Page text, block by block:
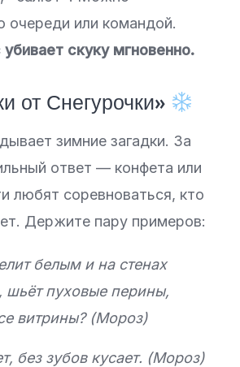
очереди или командой.
скуку мгновенно.
от Снегурочки»
зимние загадки. За
ответ — конфета или
любят соревноваться, кто
Держите пару примеров:
белым и на стенах
пуховые перины,
витрины? (Мороз)
без зубов кусает. (Мороз)